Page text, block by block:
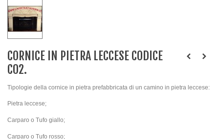
CORNICE IN PIETRA LECCESE CODICE
C02.
Tipologie della cornice in pietra prefabbricata di un camino in pietra leccese:
Pietra leccese;
Carparo o Tufo giallo;
Carparo o Tufo rosso;